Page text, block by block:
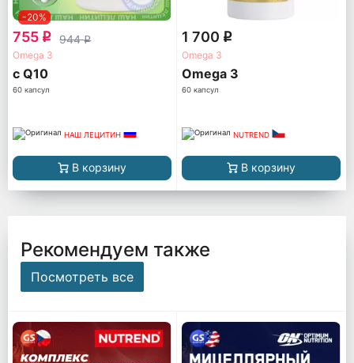
-20%
755 q 944q
Omega 3
с Q10
60 капсул
НАШ ЛЕЦИТИН
В корзину
1 700 q
Omega 3
Omega 3
60 капсул
NUTREND
В корзину
Рекомендуем также
Посмотреть все